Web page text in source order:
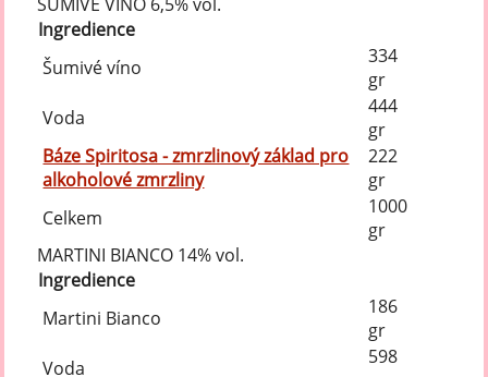
Ingredience
Šumivé víno
334
gr
Voda
444
gr
Báze Spiritosa - zmrzlinový základ pro
alkoholové zmrzliny
222
gr
Celkem
1000
gr
MARTINI BIANCO 14% vol.
Ingredience
Martini Bianco
186
gr
Voda
598